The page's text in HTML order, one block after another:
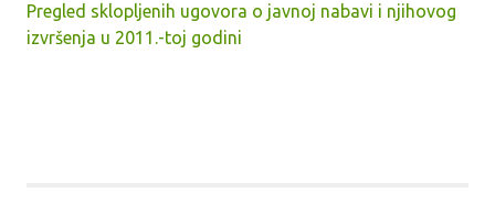
Pregled sklopljenih ugovora o javnoj nabavi i njihovog
izvršenja u 2011.-toj godini